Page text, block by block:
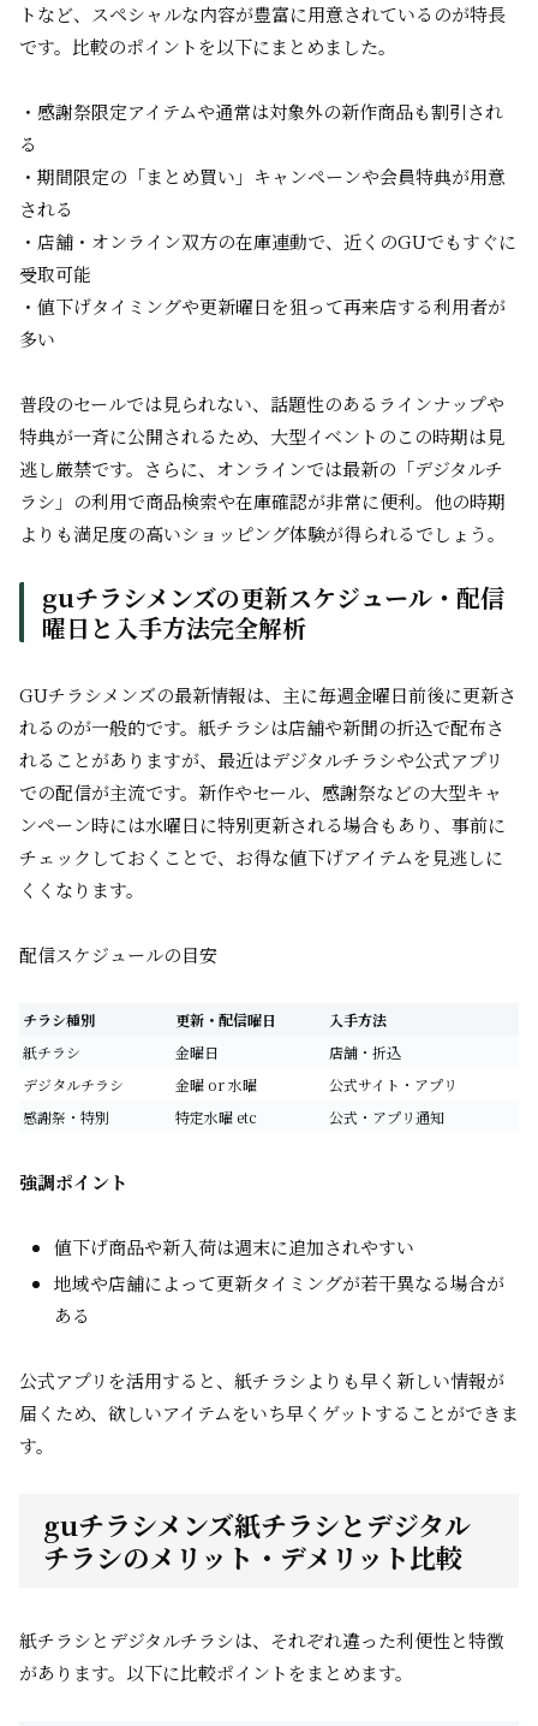
トなど、スペシャルな内容が豊富に用意されているのが特長
です。比較のポイントを以下にまとめました。
・感謝祭限定アイテムや通常は対象外の新作商品も割引され
る
・期間限定の「まとめ買い」キャンペーンや会員特典が用意
される
・店舗・オンライン双方の在庫連動で、近くのGUでもすぐに
受取可能
・値下げタイミングや更新曜日を狙って再来店する利用者が
多い
普段のセールでは見られない、話題性のあるラインナップや
特典が一斉に公開されるため、大型イベントのこの時期は見
逃し厳禁です。さらに、オンラインでは最新の「デジタルチ
ラシ」の利用で商品検索や在庫確認が非常に便利。他の時期
よりも満足度の高いショッピング体験が得られるでしょう。
guチラシメンズの更新スケジュール・配信
曜日と入手方法完全解析
GUチラシメンズの最新情報は、主に毎週金曜日前後に更新さ
れるのが一般的です。紙チラシは店舗や新聞の折込で配布さ
れることがありますが、最近はデジタルチラシや公式アプリ
での配信が主流です。新作やセール、感謝祭などの大型キャ
ンペーン時には水曜日に特別更新される場合もあり、事前に
チェックしておくことで、お得な値下げアイテムを見逃しに
くくなります。
配信スケジュールの目安
チラシ種別 更新・配信曜日
入手方法
紙チラシ
金曜日
店舗・折込
デジタルチラシ
金曜 or 水曜
公式サイト・アプリ
感謝祭・特別
特定水曜 etc 公式・アプリ通知
強調ポイント
値下げ商品や新入荷は週末に追加されやすい
地域や店舗によって更新タイミングが若干異なる場合が
ある
公式アプリを活用すると、紙チラシよりも早く新しい情報が
届くため、欲しいアイテムをいち早くゲットすることができま
す。
guチラシメンズ紙チラシとデジタル
チラシのメリット・デメリット比較
紙チラシとデジタルチラシは、それぞれ違った利便性と特徴
があります。以下に比較ポイントをまとめます。